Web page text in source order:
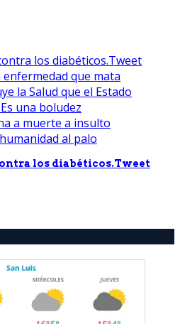
los diabéticos.Tweet